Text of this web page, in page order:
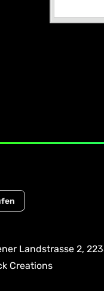
Landstrasse 2,
Creations